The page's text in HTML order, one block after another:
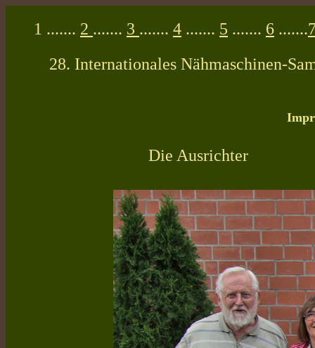
28. Internationales Nähmaschinen-
1 ....... 2 ....... 3 ....... 4 ....... 5 ....... 6 .......
Die Ausrichter